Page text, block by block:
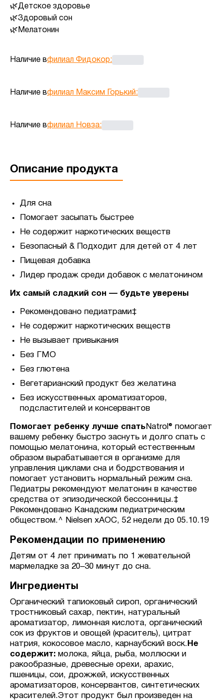
Детское здоровье
Здоровый сон
Мелатонин
Наличие вфилиал Фидокор:
Наличие вфилиал Максим Горький:
Наличие вфилиал Новза:
Описание продукта
Для сна
Помогает засыпать быстрее
Не содержит наркотических веществ
Безопасный & Подходит для детей от 4 лет
Пищевая добавка
Лидер продаж среди добавок с мелатонином
Их самый сладкий сон — будьте уверены
Рекомендовано педиатрами‡
Не содержит наркотических веществ
Не вызывает привыкания
Без ГМО
Без глютена
Вегетарианский продукт без желатина
Без искусственных ароматизаторов,
подсластителей и консервантов
Помогает ребенку лучше спать Natrol® помогает
вашему ребенку быстро заснуть и долго спать с
помощью мелатонина, который естественным
образом вырабатывается в организме для
управления циклами сна и бодрствования и
помогает установить нормальный режим сна.
Педиатры рекомендуют мелатонин в качестве
средства от эпизодической бессонницы.‡
Рекомендовано Канадским педиатрическим
обществом.^ Nielsen xAOC, 52 недели до 05.10.19
Рекомендации по применению
Детям от 4 лет принимать по 1 жевательной
мармеладке за 20–30 минут до сна.
Ингредиенты
Органический тапиоковый сироп, органический
тростниковый сахар, пектин, натуральный
ароматизатор, лимонная кислота, органический
сок из фруктов и овощей (краситель), цитрат
натрия, кокосовое масло, карнаубский воск. Не
содержит: молока, яйца, рыба, моллюски и
ракообразные, древесные орехи, арахис,
пшеницы, сои, дрожжей, искусственных
ароматизаторов, консервантов, синтетических
красителей.Этот продукт был произведен на